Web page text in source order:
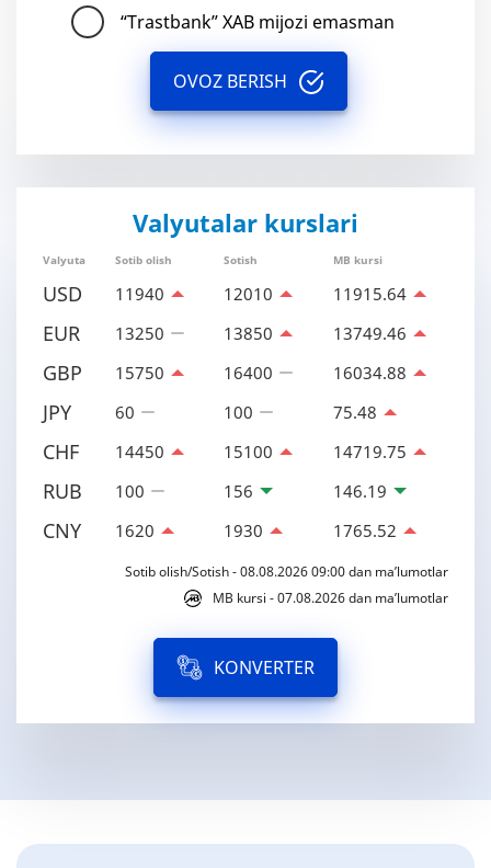
“Trastbank” XAB mijozi emasman
OVOZ BERISH
Valyutalar kurslari
Valyuta Sotib olish Sotish MB kursi
USD 11940 12010 11915.64
EUR 13250 13850 13749.46
GBP 15750 16400 16034.88
JPY 60 100 75.48
CHF 14450 15100 14719.75
RUB 100 156 146.19
CNY 1620 1930 1765.52
Sotib olish/Sotish - 08.08.2026 09:00 dan ma’lumotlar
MB kursi - 07.08.2026 dan ma’lumotlar
KONVERTER